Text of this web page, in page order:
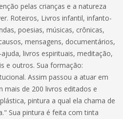
pelas crianças e a natureza
Roteiros, Livros infantil, infanto-
poesias, músicas, crônicas,
mensagens, documentários,
livros espirituais, meditação,
e outros. Sua formação:
Assim passou a atuar em
mais de 200 livros editados e
pintura a qual ela chama de
Sua pintura é feita com tinta